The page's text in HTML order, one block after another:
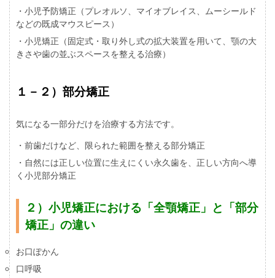
・小児予防矯正（プレオルソ、マイオブレイス、ムーシールド
などの既成マウスピース）
・小児矯正（固定式・取り外し式の拡大装置を用いて、顎の大
きさや歯の並ぶスペースを整える治療）
１－２）部分矯正
気になる一部分だけを治療する方法です。
・前歯だけなど、限られた範囲を整える部分矯正
・自然には正しい位置に生えにくい永久歯を、正しい方向へ導
く小児部分矯正
２）小児矯正における「全顎矯正」と「部分
矯正」の違い
お口ぽかん
口呼吸